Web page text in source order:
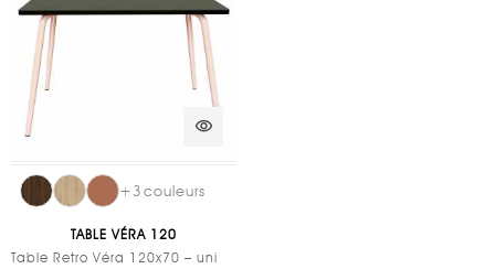
visibility
+3couleurs
TABLE VÉRA 120
Table Retro Véra 120x70 – uni